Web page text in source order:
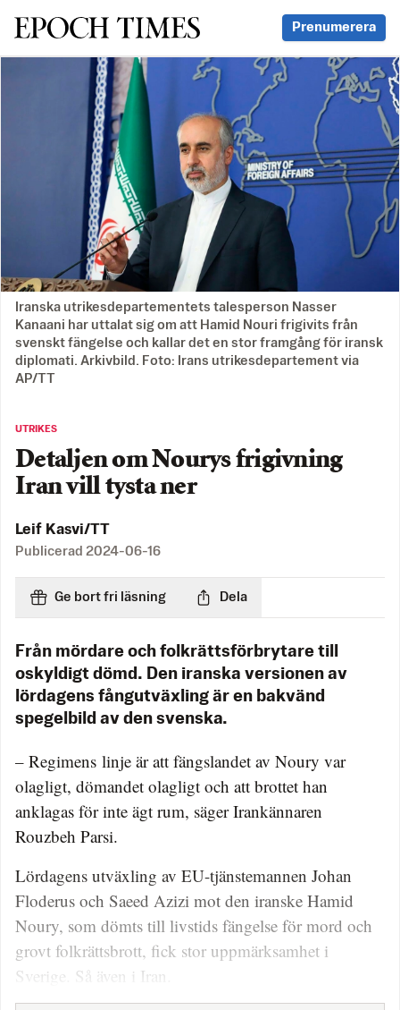
Svenska Epoch Times Prenumerera
Iranska utrikesdepartementets talesperson Nasser
Kanaani har uttalat sig om att Hamid Nouri frigivits från
svenskt fängelse och kallar det en stor framgång för iransk
diplomati. Arkivbild. Foto: Irans utrikesdepartement via
AP/TT
UTRIKES
Detaljen om Nourys frigivning
Iran vill tysta ner
Leif Kasvi/TT
Publicerad 2024-06-16
Ge bort fri läsning Dela
Från mördare och folkrättsförbrytare till
oskyldigt dömd. Den iranska versionen av
lördagens fångutväxling är en bakvänd
spegelbild av den svenska.
– Regimens linje är att fängslandet av Noury var
olagligt, dömandet olagligt och att brottet han
anklagas för inte ägt rum, säger Irankännaren
Rouzbeh Parsi.
Lördagens utväxling av EU-tjänstemannen Johan
Floderus och Saeed Azizi mot den iranske Hamid
Noury, som dömts till livstids fängelse för mord och
grovt folkrättsbrott, fick stor uppmärksamhet i
Sverige. Så även i Iran.